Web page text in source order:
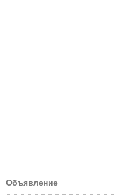
Объявление